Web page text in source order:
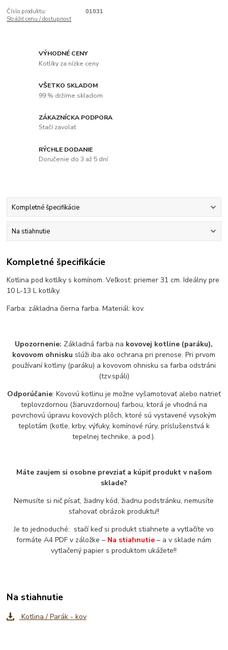
Číslo produktu:
01031
Strážiť cenu / dostupnosť
VÝHODNÉ CENY
Kotlíky za nízke ceny
VŠETKO SKLADOM
99 % držíme skladom
ZÁKAZNÍCKA PODPORA
Stačí zavolať
RÝCHLE DODANIE
Doručenie do 3 až 5 dní
Kompletné špecifikácie
Na stiahnutie
Kompletné špecifikácie
Kotlina pod kotlíky s komínom. Veľkosť: priemer 31 cm. Ideálny pre
10 L-13 L kotlíky.
Farba: základna čierna farba. Materiál: kov.
Upozornenie: Základná farba na kovovej kotline (paráku),
kovovom ohnisku slúži iba ako ochrana pri prenose. Pri prvom
používaní kotliny (paráku) a kovovom ohnisku sa farba odstráni
(tzv.spáli)
Odporúčanie: Kovovú kotlinu je možne vyšamotovať alebo natrieť
teplovzdornou (žiaruvzdornou) farbou, ktorá je vhodná na
povrchovú úpravu kovových plôch, ktoré sú vystavené vysokým
teplotám (kotle, krby, výfuky, komínové rúry, príslušenstvá k
tepelnej technike, a pod.).
Máte zaujem si osobne prevziať a kúpiť produkt v našom
sklade?
Nemusíte si nič písať, žiadny kód, žiadnu podstránku, nemusíte
sťahovať obrázok produktu!!
Je to jednoduché: stačí keď si produkt stiahnete a vytlačíte vo
formáte A4 PDF v záložke – Na stiahnutie – a v sklade nám
vytlačený papier s produktom ukážete!!
Na stiahnutie
Kotlina / Parák - kov